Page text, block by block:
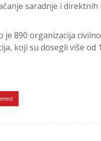
saradnje i
890 organizacija
koji su dosegli više od